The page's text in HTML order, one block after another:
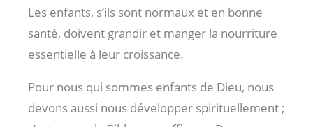
Les enfants, s’ils sont normaux et en bonne
santé, doivent grandir et manger la nourriture
essentielle à leur croissance.
Pour nous qui sommes enfants de Dieu, nous
devons aussi nous développer spirituellement ;